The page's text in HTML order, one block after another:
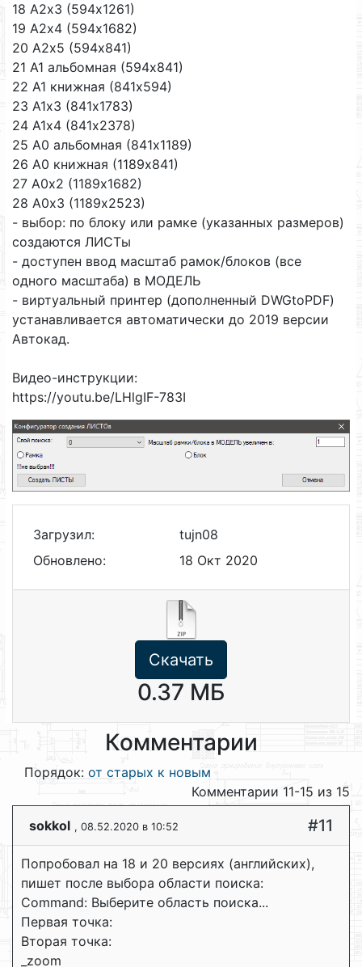
18 А2х3 (594х1261)
19 А2х4 (594х1682)
20 А2х5 (594х841)
21 А1 альбомная (594х841)
22 А1 книжная (841х594)
23 А1х3 (841х1783)
24 А1х4 (841х2378)
25 А0 альбомная (841х1189)
26 А0 книжная (1189х841)
27 А0х2 (1189х1682)
28 А0х3 (1189х2523)
- выбор: по блоку или рамке (указанных размеров)
создаются ЛИСТы
- доступен ввод масштаб рамок/блоков (все
одного масштаба) в МОДЕЛЬ
- виртуальный принтер (дополненный DWGtoPDF)
устанавливается автоматически до 2019 версии
Автокад.
Видео-инструкции:
https://youtu.be/LHlgIF-783I
Загрузил:
tujn08
Обновлено:
18 Окт 2020
Скачать
0.37 МБ
Комментарии
Порядок: от старых к новым
Комментарии 11-15 из 15
sokkol , 08.52.2020 в 10:52 #11
Попробовал на 18 и 20 версиях (английских),
пишет после выбора области поиска:
Command: Выберите область поиска...
Первая точка:
Вторая точка:
_zoom